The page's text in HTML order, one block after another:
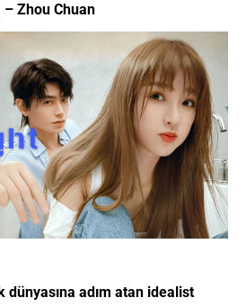
– Zhou Chuan
dünyasına adım atan idealist